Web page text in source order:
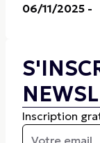
06/11/2025 -
Inscription